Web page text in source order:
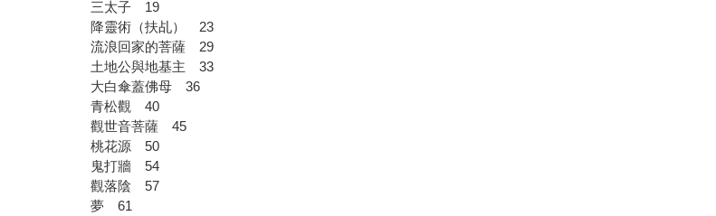
三太子 19
降靈術（扶乩） 23
流浪回家的菩薩 29
土地公與地基主 33
大白傘蓋佛母 36
青松觀 40
觀世音菩薩 45
桃花源 50
鬼打牆 54
觀落陰 57
夢 61